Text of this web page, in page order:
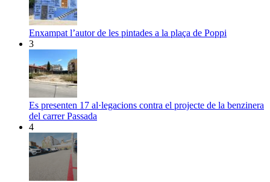
Enxampat l’autor de les pintades a la plaça de Poppi
3
Es presenten 17 al·legacions contra el projecte de la benzinera
del carrer Passada
4